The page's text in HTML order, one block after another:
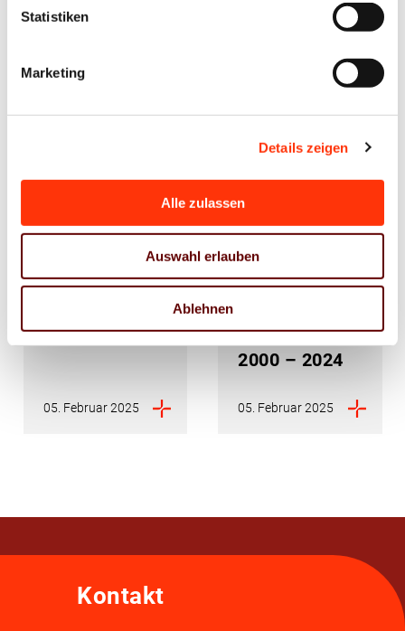
und Datenverarbeitung zu.
Statistiken
Marketing
Details zeigen
Alle zulassen
Auswahl erlauben
Ablehnen
ausbildung.de
05. Februar 2025
Wirtschaftspolitik
Indexwerte
der
für
Maschinen,
Apparate und
Anlagen der
Medienindustrie
2000 – 2024
05. Februar 2025
Kontakt